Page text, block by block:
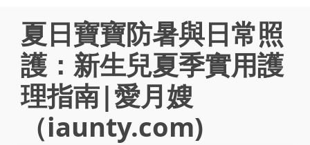
夏日寶寶防暑與日常照
護：新生兒夏季實用護
理指南|愛月嫂
（iaunty.com)